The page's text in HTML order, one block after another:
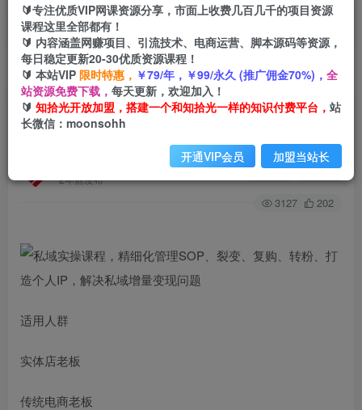
首页 创业课程 会员免费 正文
私域实操课程，精细化管理SOP、裂变、复购、转
粉、打造个人IP，解决私域增量变现问题
2年前发布
关注 私信
3127 202
适用人群
实体店老板
传统电商老板
🔰专注优质VIP网课资源分享，市面上收费几百几千的项目资源
课程这里全部都有！
🔰 内容涵盖网赚项目、引流技术、电商运营、脚本源码等资源，
每日稳定更新20-30优质资源课程！
🔰 本站VIP 限时特惠， ￥79/年，￥99/永久 (推广佣金70%)， 全
站资源免费下载， 每天更新，欢迎加入！
🔰 知拾光开放加盟，搭建一个和知拾光一样的知识付费平台， 站
长微信：moonsohh
开通VIP会员 加盟当站长